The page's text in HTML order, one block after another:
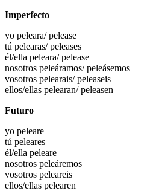
Imperfecto
yo peleara/ pelease
tú pelearas/ peleases
él/ella peleara/ pelease
nosotros peleáramos/ peleásemos
vosotros pelearais/ peleaseis
ellos/ellas pelearan/ peleasen
Futuro
yo peleare
tú peleares
él/ella peleare
nosotros peleáremos
vosotros peleareis
ellos/ellas pelearen